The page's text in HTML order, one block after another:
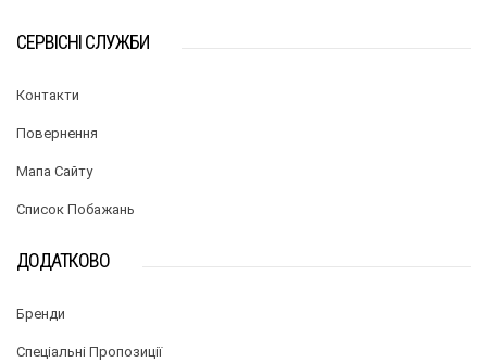
СЕРВІСНІ СЛУЖБИ
Контакти
Повернення
Мапа Сайту
Список Побажань
ДОДАТКОВО
Бренди
Спеціальні Пропозиції